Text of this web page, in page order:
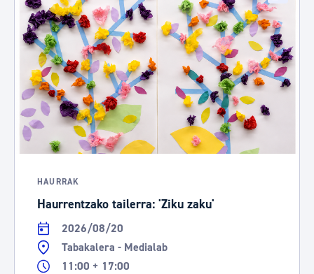
HAURRAK
Haurrentzako tailerra: 'Ziku zaku'
2026/08/20
Tabakalera - Medialab
11:00 + 17:00